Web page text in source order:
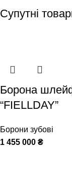
Супутні
Борона
“FIELLDAY”
Борони зубові
1 455 000 ₴